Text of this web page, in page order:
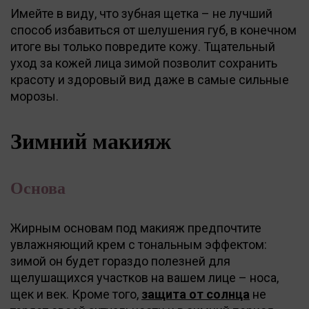
Имейте в виду, что зубная щетка – не лучший
способ избавиться от шелушения губ, в конечном
итоге вы только повредите кожу. Тщательный
уход за кожей лица зимой позволит сохранить
красоту и здоровый вид даже в самые сильные
морозы.
Зимний макияж
Основа
Жирным основам под макияж предпочтите
увлажняющий крем с тональным эффектом:
зимой он будет гораздо полезней для
щелушащихся участков на вашем лице – носа,
щек и век. Кроме того, защита от солнца не